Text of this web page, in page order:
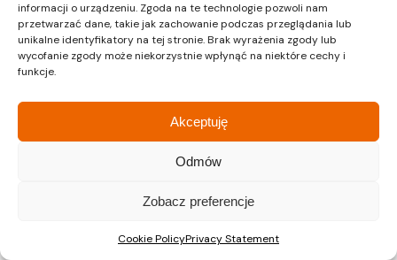
informacji o urządzeniu. Zgoda na te technologie pozwoli nam
przetwarzać dane, takie jak zachowanie podczas przeglądania lub
unikalne identyfikatory na tej stronie. Brak wyrażenia zgody lub
wycofanie zgody może niekorzystnie wpłynąć na niektóre cechy i
funkcje.
Akceptuję
Odmów
Zobacz preferencje
Cookie PolicyPrivacy Statement